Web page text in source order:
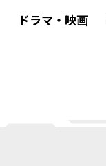
ドラマ・映画